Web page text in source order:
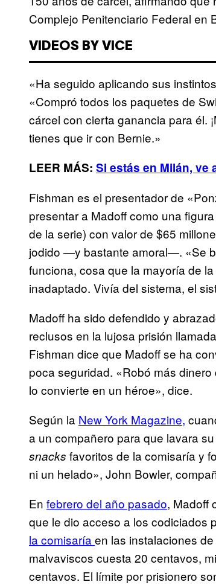
Complejo Penitenciario Federal en
VIDEOS BY VICE
«Ha seguido aplicando sus
«Compró todos los paquetes de
cárcel con cierta ganancia para él.
tienes que ir con Bernie.»
LEER MÁS: Si estás en Milán, ve
Fishman es el presentador de
presentar a Madoff como una
de la serie) con valor de $65
jodido —y bastante amoral—. «Se
funciona, cosa que la mayoría de
inadaptado. Vivía del sistema, el
Madoff ha sido defendido y
reclusos en la lujosa prisión
Fishman dice que Madoff se ha
poca seguridad. «Robó más
lo convierte en un héroe», dice.
Según la New York Magazine,
a un compañero para que lavara
snacks favoritos de la comisaría y
ni un helado», John Bowler,
En febrero del año pasado, Madoff
que le dio acceso a los codiciados
la comisaría en las instalaciones
malvaviscos cuesta 20 centavos,
centavos. El límite por prisionero